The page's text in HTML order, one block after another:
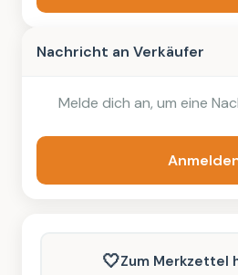
Nachricht an Verkäufer
Melde dich an, um eine
🤍Zum Merkzettel